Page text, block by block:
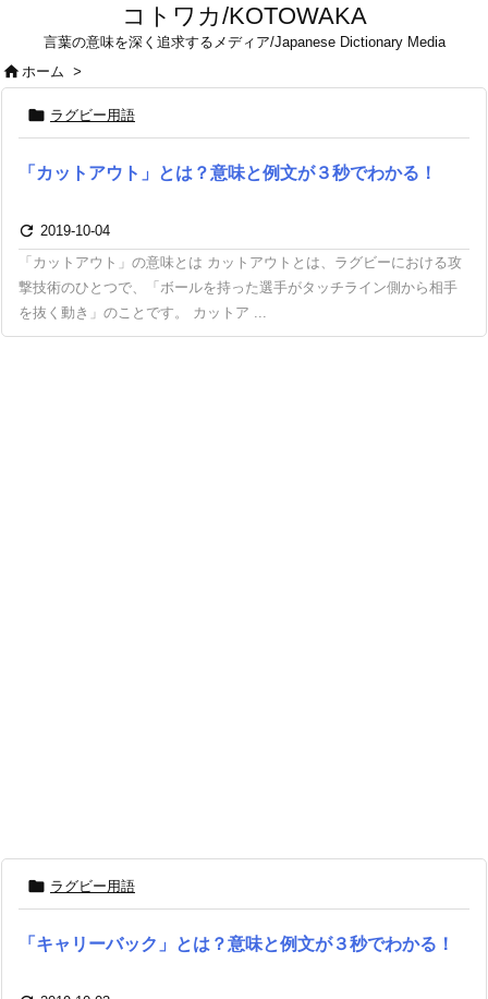
コトワカ/KOTOWAKA
言葉の意味を深く追求するメディア/Japanese Dictionary Media
ホーム >
 ラグビー用語
「カットアウト」とは？意味と例文が３秒でわかる！
 2019-10-04
「カットアウト」の意味とは カットアウトとは、ラグビーにおける攻
撃技術のひとつで、「ボールを持った選手がタッチライン側から相手
を抜く動き」のことです。 カットア ...
 ラグビー用語
「キャリーバック」とは？意味と例文が３秒でわかる！